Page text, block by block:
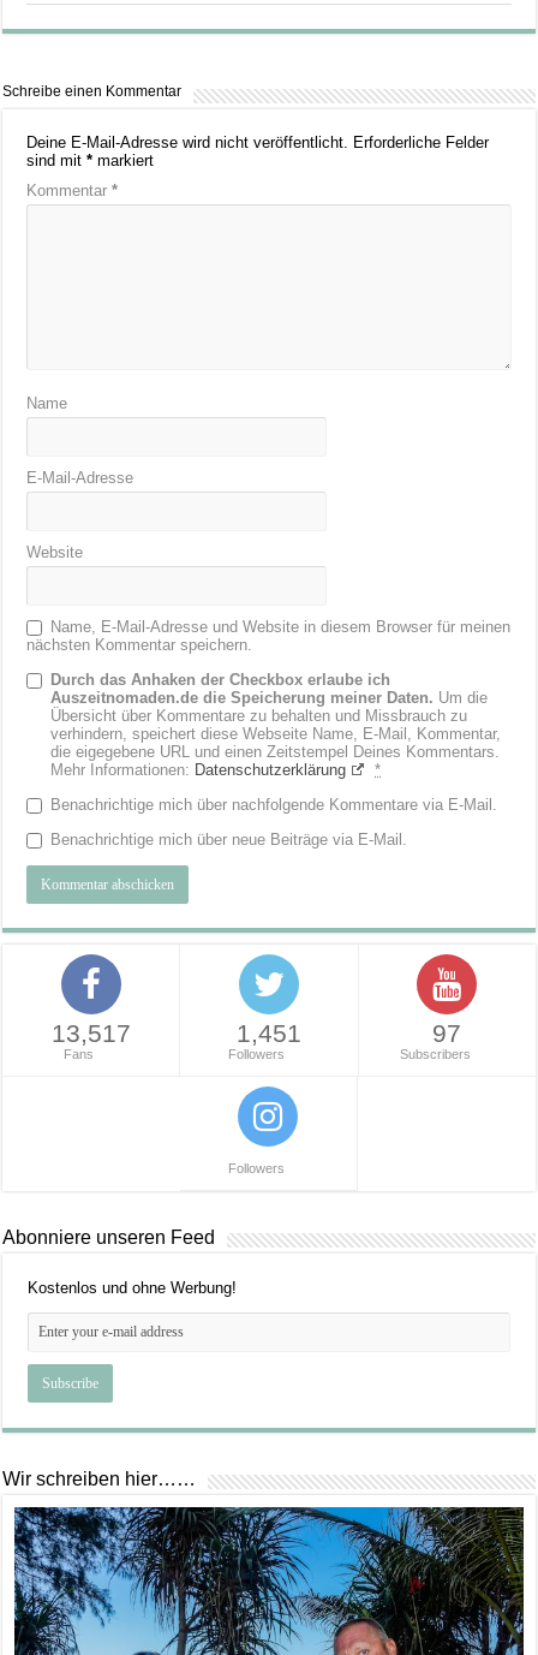
Schreibe einen Kommentar
Deine E-Mail-Adresse wird nicht veröffentlicht. Erforderliche Felder
sind mit* markiert
Kommentar*
Name
E-Mail-Adresse
Website
Name, E-Mail-Adresse und Website in diesem Browser für meinen
nächsten Kommentar speichern.
Durch das Anhaken der Checkbox erlaube ich
Auszeitnomaden.de die Speicherung meiner Daten. Um die
Übersicht über Kommentare zu behalten und Missbrauch zu
verhindern, speichert diese Webseite Name, E-Mail, Kommentar,
die eigegebene URL und einen Zeitstempel Deines Kommentars.
Mehr Informationen: Datenschutzerklärung
*
Benachrichtige mich über nachfolgende Kommentare via E-Mail.
Benachrichtige mich über neue Beiträge via E-Mail.
13,517
Fans
1,451
Followers
97
Subscribers
Followers
Abonniere unseren Feed
Kostenlos und ohne Werbung!
Wir schreiben hier……